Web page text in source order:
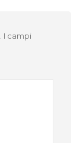
I campi